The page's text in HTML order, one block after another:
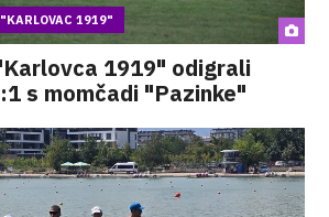
1919"
1919" odigrali
s momčadi "Pazinke"